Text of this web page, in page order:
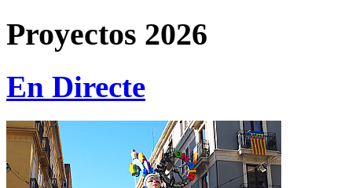
Proyectos 2026
En Directe